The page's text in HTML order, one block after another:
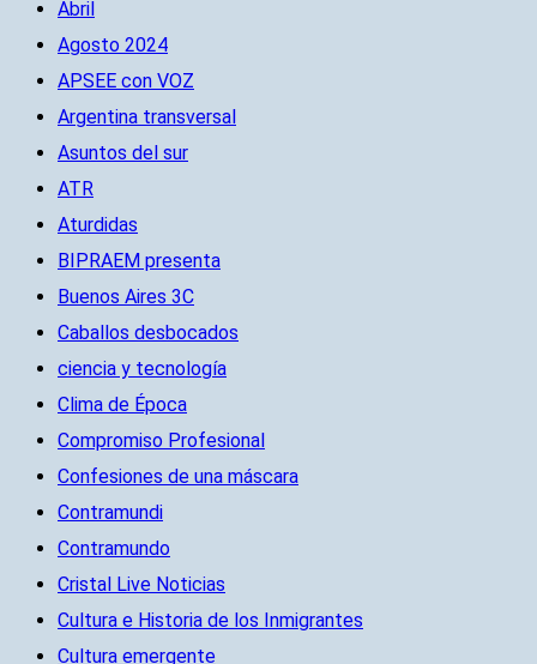
Abril
Agosto 2024
APSEE con VOZ
Argentina transversal
Asuntos del sur
ATR
Aturdidas
BIPRAEM presenta
Buenos Aires 3C
Caballos desbocados
ciencia y tecnología
Clima de Época
Compromiso Profesional
Confesiones de una máscara
Contramundi
Contramundo
Cristal Live Noticias
Cultura e Historia de los Inmigrantes
Cultura emergente